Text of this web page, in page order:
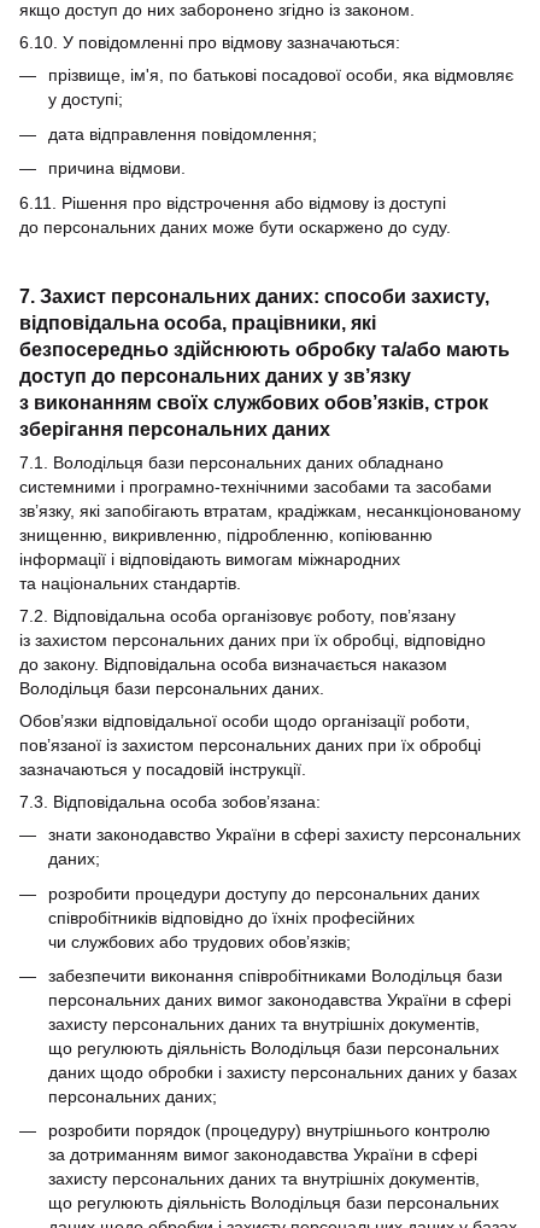
якщо доступ до них заборонено згідно із законом.
6.10. У повідомленні про відмову зазначаються:
прізвище, ім'я, по батькові посадової особи, яка відмовляє
у доступі;
дата відправлення повідомлення;
причина відмови.
6.11. Рішення про відстрочення або відмову із доступі
до персональних даних може бути оскаржено до суду.
7. Захист персональних даних: способи захисту,
відповідальна особа, працівники, які
безпосередньо здійснюють обробку та/або мають
доступ до персональних даних у зв’язку
з виконанням своїх службових обов’язків, строк
зберігання персональних даних
7.1. Володільця бази персональних даних обладнано
системними і програмно-технічними засобами та засобами
зв’язку, які запобігають втратам, крадіжкам, несанкціонованому
знищенню, викривленню, підробленню, копіюванню
інформації і відповідають вимогам міжнародних
та національних стандартів.
7.2. Відповідальна особа організовує роботу, пов’язану
із захистом персональних даних при їх обробці, відповідно
до закону. Відповідальна особа визначається наказом
Володільця бази персональних даних.
Обов’язки відповідальної особи щодо організації роботи,
пов’язаної із захистом персональних даних при їх обробці
зазначаються у посадовій інструкції.
7.3. Відповідальна особа зобов’язана:
знати законодавство України в сфері захисту персональних
даних;
розробити процедури доступу до персональних даних
співробітників відповідно до їхніх професійних
чи службових або трудових обов’язків;
забезпечити виконання співробітниками Володільця бази
персональних даних вимог законодавства України в сфері
захисту персональних даних та внутрішніх документів,
що регулюють діяльність Володільця бази персональних
даних щодо обробки і захисту персональних даних у базах
персональних даних;
розробити порядок (процедуру) внутрішнього контролю
за дотриманням вимог законодавства України в сфері
захисту персональних даних та внутрішніх документів,
що регулюють діяльність Володільця бази персональних